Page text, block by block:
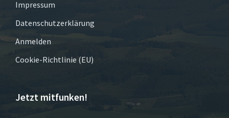
Impressum
Datenschutzerklärung
Anmelden
Cookie-Richtlinie (EU)
Jetzt mitfunken!